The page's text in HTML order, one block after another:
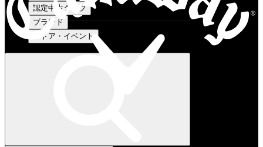
認定中古クラブ
ブランド
ストア・イベント